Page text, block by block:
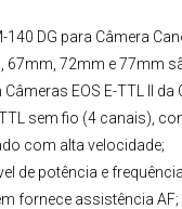
140 DG para Câmera
67mm, 72mm e 77mm
EOS E-TTL II da
sem fio (4 canais),
com alta velocidade;
de potência e
fornece assistência AF;